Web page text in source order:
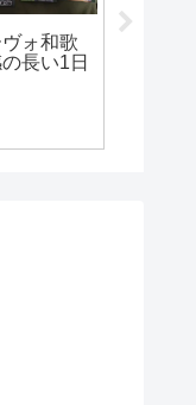
ヴォ和歌
長い1日